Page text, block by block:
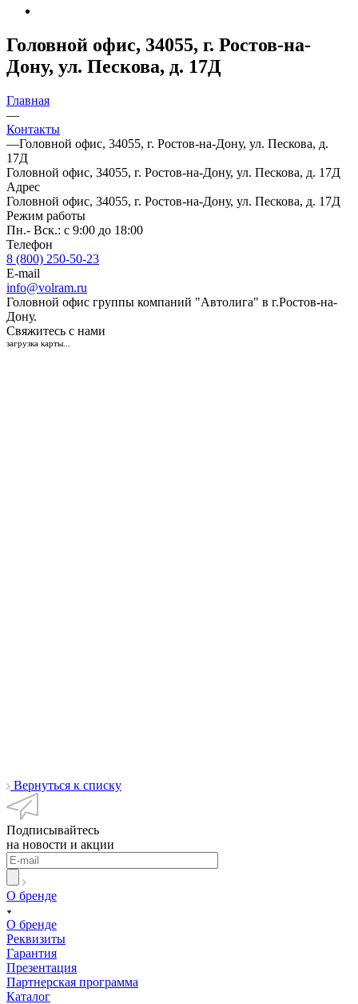
Головной офис, 34055, г. Ростов-на-
Дону, ул. Пескова, д. 17Д
Главная
—
Контакты
—Головной офис, 34055, г. Ростов-на-Дону, ул. Пескова, д.
17Д
Головной офис, 34055, г. Ростов-на-Дону, ул. Пескова, д. 17Д
Адрес
Головной офис, 34055, г. Ростов-на-Дону, ул. Пескова, д. 17Д
Режим работы
Пн.- Вск.: с 9:00 до 18:00
Телефон
8 (800) 250-50-23
E-mail
info@volram.ru
Головной офис группы компаний "Автолига" в г.Ростов-на-
Дону.
Свяжитесь с нами
загрузка карты...
Вернуться к списку
Подписывайтесь
на новости и акции
О бренде
О бренде
Реквизиты
Гарантия
Презентация
Партнерская программа
Каталог